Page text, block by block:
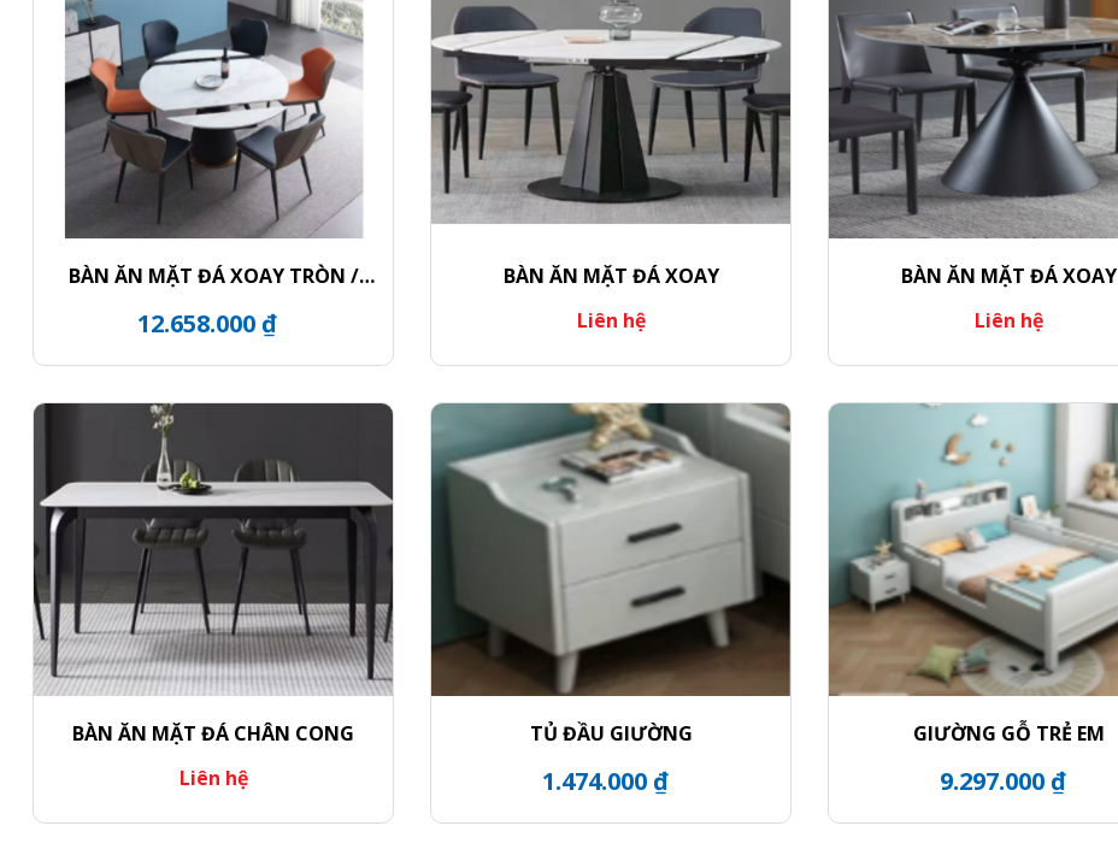
BÀN ĂN MẶT ĐÁ XOAY TRÒN /
12.658.000 ₫
BÀN ĂN MẶT ĐÁ XOAY
Liên hệ
BÀN ĂN MẶT ĐÁ XOAY
Liên hệ
BÀN ĂN MẶT ĐÁ CHÂN CONG
Liên hệ
TỦ ĐẦU GIƯỜNG
1.474.000 ₫
GIƯỜNG GỖ TRẺ EM
9.297.000 ₫